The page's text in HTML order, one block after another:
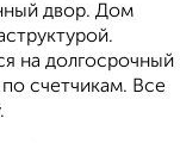
двор. Дом
на долгосрочный
счетчикам. Все